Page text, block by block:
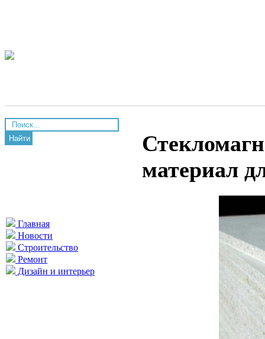
Найти
Главная
Новости
Строительство
Ремонт
Дизайн и интерьер
материал